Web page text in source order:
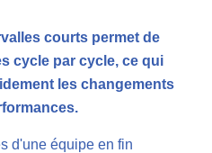
courts permet de
cycle par cycle, ce qui
les changements
d'une équipe en fin